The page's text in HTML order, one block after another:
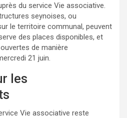
du service Vie associative.
seynoises, ou
le territoire communal, peuvent
des places disponibles, et
de manière
21 juin.
les
Vie associative reste